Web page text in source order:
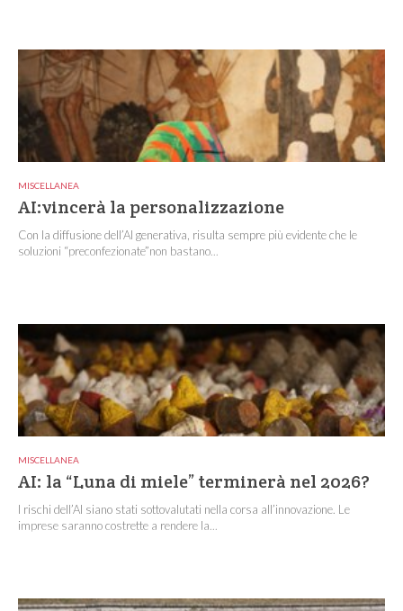
MISCELLANEA
AI:vincerà la personalizzazione
Con la diffusione dell’AI generativa, risulta sempre più evidente che le
soluzioni “preconfezionate”non bastano...
MISCELLANEA
AI: la “Luna di miele” terminerà nel 2026?
I rischi dell’AI siano stati sottovalutati nella corsa all’innovazione. Le
imprese saranno costrette a rendere la...